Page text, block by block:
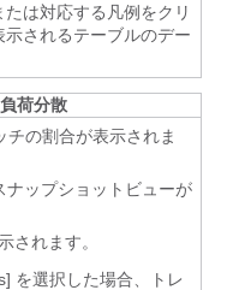
は対応する凡例をクリ
されるテーブルのデー
荷分散
チの割合が表示されま
ナップショットビューが
されます。
を選択した場合、トレ